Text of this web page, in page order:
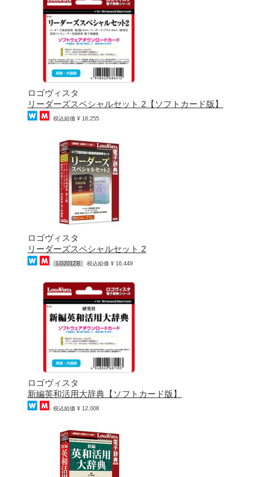
ロゴヴィスタ
リーダーズスペシャルセット 2【ソフトカード版】
税込組価 ¥ 16,255
ロゴヴィスタ
リーダーズスペシャルセット 2
LG201ZB 税込組価 ¥ 16,449
ロゴヴィスタ
新編英和活用大辞典【ソフトカード版】
税込組価 ¥ 12,008